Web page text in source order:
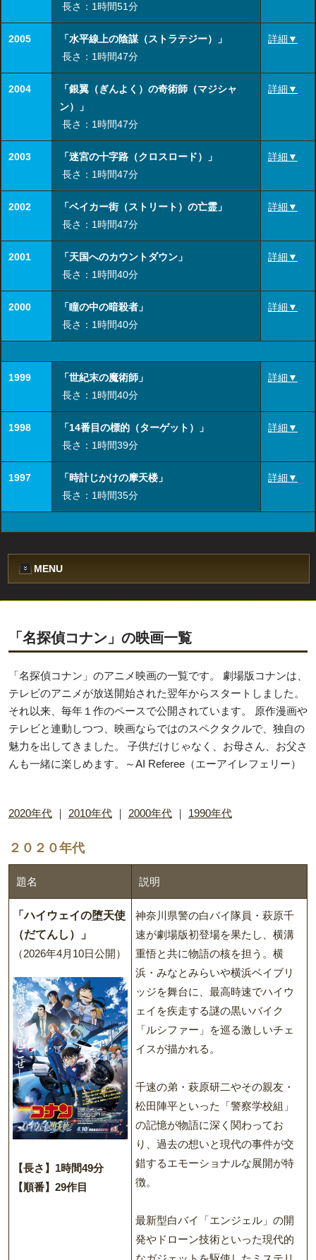
長さ：1時間51分
2005
「水平線上の陰謀（ストラテジー）」
長さ：1時間47分
詳細▼
2004
「銀翼（ぎんよく）の奇術師（マジシャ
ン）」
長さ：1時間47分
詳細▼
2003
「迷宮の十字路（クロスロード）」
長さ：1時間47分
詳細▼
2002
「ベイカー街（ストリート）の亡霊」
長さ：1時間47分
詳細▼
2001
「天国へのカウントダウン」
長さ：1時間40分
詳細▼
2000
「瞳の中の暗殺者」
長さ：1時間40分
詳細▼
1999
「世紀末の魔術師」
長さ：1時間40分
詳細▼
1998
「14番目の標的（ターゲット）」
長さ：1時間39分
詳細▼
1997
「時計じかけの摩天楼」
長さ：1時間35分
詳細▼
MENU
「名探偵コナン」の映画一覧
「名探偵コナン」のアニメ映画の一覧です。 劇場版コナンは、
テレビのアニメが放送開始された翌年からスタートしました。
それ以来、毎年１作のペースで公開されています。 原作漫画や
テレビと連動しつつ、映画ならではのスペクタクルで、独自の
魅力を出してきました。 子供だけじゃなく、お母さん、お父さ
んも一緒に楽しめます。～AI Referee（エーアイレフェリー）
2020年代｜ 2010年代｜ 2000年代｜ 1990年代
２０２０年代
題名 説明
「ハイウェイの堕天使
（だてんし）」
（2026年4月10日公開）
【長さ】1時間49分
【順番】29作目
神奈川県警の白バイ隊員・萩原千
速が劇場版初登場を果たし、横溝
重悟と共に物語の核を担う。横
浜・みなとみらいや横浜ベイブリ
ッジを舞台に、最高時速でハイウ
ェイを疾走する謎の黒いバイク
「ルシファー」を巡る激しいチェ
イスが描かれる。
千速の弟・萩原研二やその親友・
松田陣平といった「警察学校組」
の記憶が物語に深く関わってお
り、過去の想いと現代の事件が交
錯するエモーショナルな展開が特
徴。
最新型白バイ「エンジェル」の開
発やドローン技術といった現代的